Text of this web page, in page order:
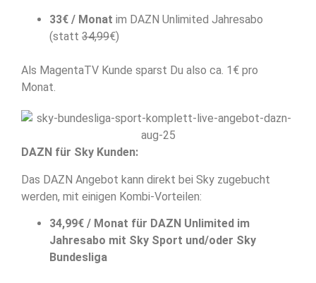
33€ / Monat im DAZN Unlimited Jahresabo
(statt 34,99€)
Als MagentaTV Kunde sparst Du also ca. 1€ pro
Monat.
DAZN für Sky Kunden:
Das DAZN Angebot kann direkt bei Sky zugebucht
werden, mit einigen Kombi-Vorteilen:
34,99€ / Monat für DAZN Unlimited im
Jahresabo mit Sky Sport und/oder Sky
Bundesliga